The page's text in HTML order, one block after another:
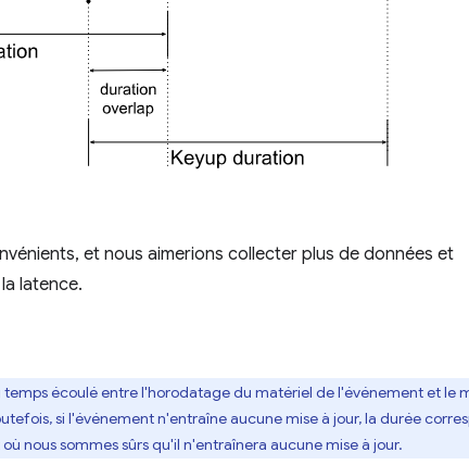
et nous aimerions collecter plus de données et
latence.
écoulé entre l'horodatage du matériel de l'événement et le
si l'événement n'entraîne aucune mise à jour, la durée
nous sommes sûrs qu'il n'entraînera aucune mise à jour.